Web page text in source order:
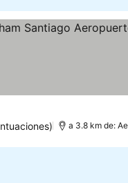
a 3.8 km de: